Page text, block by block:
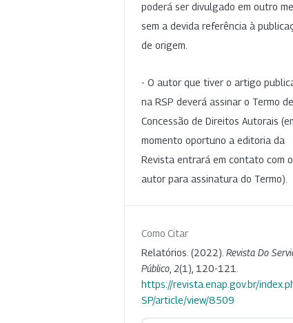
poderá ser divulgado em outro
sem a devida referência à
de origem.
- O autor que tiver o artigo
na RSP deverá assinar o Termo de
Concessão de Direitos Autorais
momento oportuno a editoria da
Revista entrará em contato com o
autor para assinatura do Termo).
Como Citar
Relatórios. (2022). Revista Do
Público 2(1), 120-121.
https://revista.enap.gov.br/
SP/article/view/8509